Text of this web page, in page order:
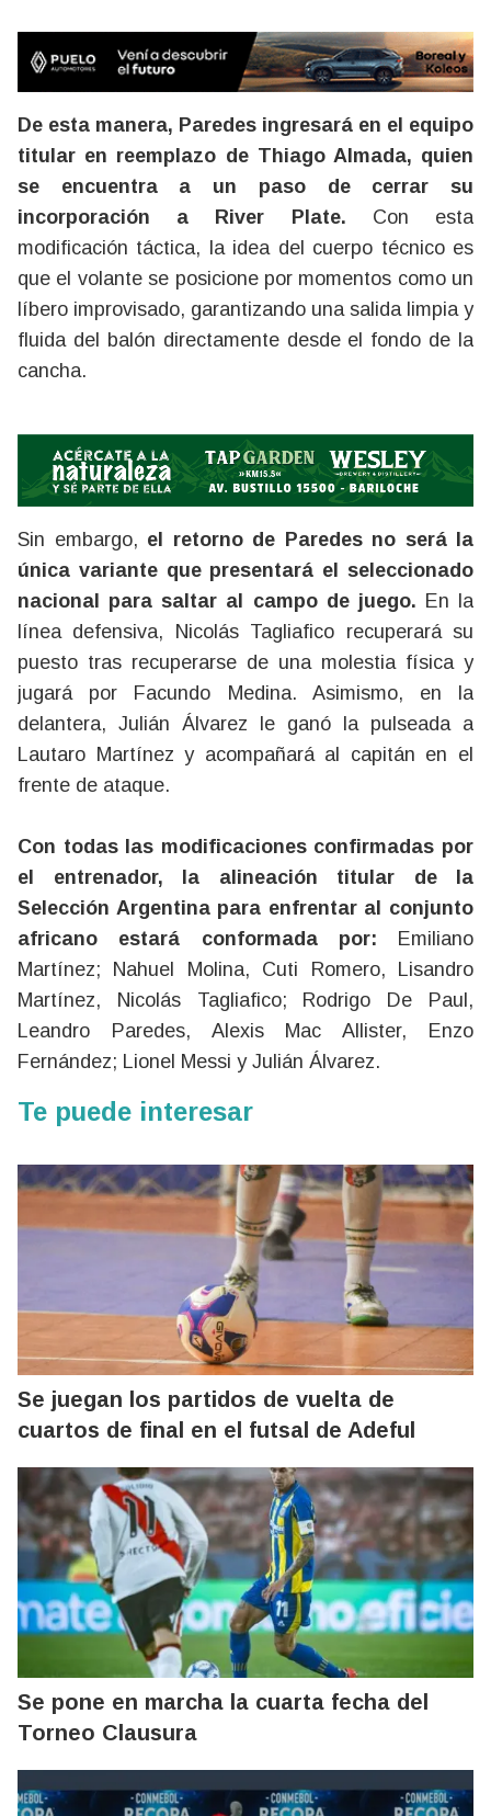
De esta manera, Paredes ingresará en el equipo
titular en reemplazo de Thiago Almada, quien
se encuentra a un paso de cerrar su
incorporación a River Plate. Con esta
modificación táctica, la idea del cuerpo técnico es
que el volante se posicione por momentos como un
líbero improvisado, garantizando una salida limpia y
fluida del balón directamente desde el fondo de la
cancha.
Sin embargo, el retorno de Paredes no será la
única variante que presentará el seleccionado
nacional para saltar al campo de juego. En la
línea defensiva, Nicolás Tagliafico recuperará su
puesto tras recuperarse de una molestia física y
jugará por Facundo Medina. Asimismo, en la
delantera, Julián Álvarez le ganó la pulseada a
Lautaro Martínez y acompañará al capitán en el
frente de ataque.
Con todas las modificaciones confirmadas por
el entrenador, la alineación titular de la
Selección Argentina para enfrentar al conjunto
africano estará conformada por: Emiliano
Martínez; Nahuel Molina, Cuti Romero, Lisandro
Martínez, Nicolás Tagliafico; Rodrigo De Paul,
Leandro Paredes, Alexis Mac Allister, Enzo
Fernández; Lionel Messi y Julián Álvarez.
Te puede interesar
Se juegan los partidos de vuelta de
cuartos de final en el futsal de Adeful
Se pone en marcha la cuarta fecha del
Torneo Clausura